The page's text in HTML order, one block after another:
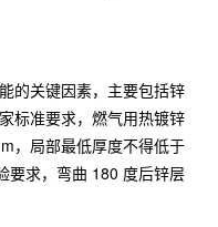
的关键因素，主要包括锌
标准要求，燃气用热镀锌
，局部最低厚度不得低于
要求，弯曲 180 度后锌层